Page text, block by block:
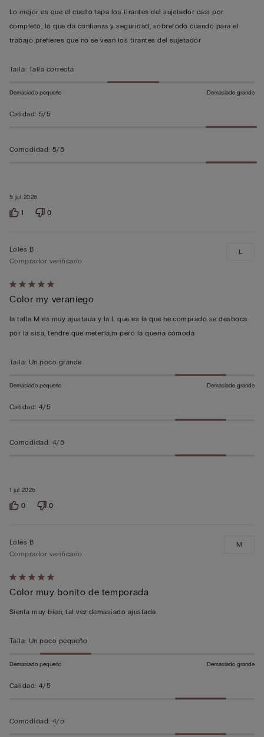
5
sobre
5
5 jul 2026
Lo mejor es que el cuello tapa los tirantes del sujetador casi por
completo, lo que da confianza y seguridad, sobretodo cuando para el
trabajo prefieres que no se vean los tirantes del sujetador
Talla: Talla correcta
Demasiado pequeño Demasiado grande
Calidad: 5/5
Comodidad: 5/5
1 0
Calificación
de
5
sobre
1 jul 2026
Loles B
Comprador verificado
Color my veraniego
la talla M es muy ajustada y la L que es la que he comprado se desboca
por la sisa, tendré que meterla,m pero la quería cómoda
L
Talla: Un poco grande
Demasiado pequeño Demasiado grande
Calidad: 4/5
Comodidad: 4/5
0 0
Calificación
de
5
5
Loles B
Comprador verificado
Color muy bonito de temporada
Sienta muy bien, tal vez demasiado ajustada.
M
Talla: Un poco pequeño
Demasiado pequeño Demasiado grande
Calidad: 4/5
Comodidad: 4/5